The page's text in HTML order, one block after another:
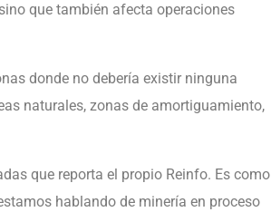
que también afecta operaciones
donde no debería existir ninguna
naturales, zonas de amortiguamiento,
que reporta el propio Reinfo. Es como
hablando de minería en proceso